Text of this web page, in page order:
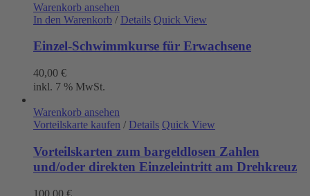
Warenkorb ansehen
In den Warenkorb / Details Quick View
Einzel-Schwimmkurse für Erwachsene
40,00 €
inkl. 7 % MwSt.
Warenkorb ansehen
Vorteilskarte kaufen / Details Quick View
Vorteilskarten zum bargeldlosen Zahlen
und/oder direkten Einzeleintritt am Drehkreuz
100,00 €